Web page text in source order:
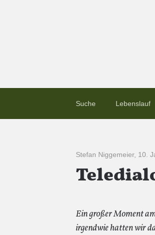
Suche Lebenslauf
Stefan Niggemeier, 10.
Ein großer Moment
irgendwie hatten wir